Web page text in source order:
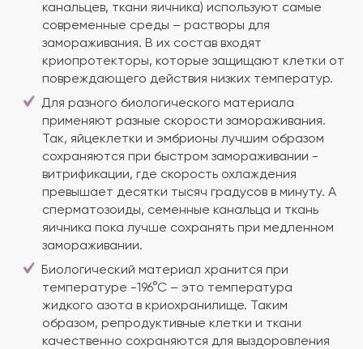
канальцев, ткани яичника) используют самые
современные среды – растворы для
замораживания. В их состав входят
криопротекторы, которые защищают клетки от
повреждающего действия низких температур.
Для разного биологического материала
применяют разные скорости замораживания.
Так, яйцеклетки и эмбрионы лучшим образом
сохраняются при быстром замораживании -
витрификации, где скорость охлаждения
превышает десятки тысяч градусов в минуту. А
сперматозоиды, семенные канальца и ткань
яичника пока лучше сохранять при медленном
замораживании.
Биологический материал хранится при
температуре -196°С – это температура
жидкого азота в криохранилище. Таким
образом, репродуктивные клетки и ткани
качественно сохраняются для выздоровления